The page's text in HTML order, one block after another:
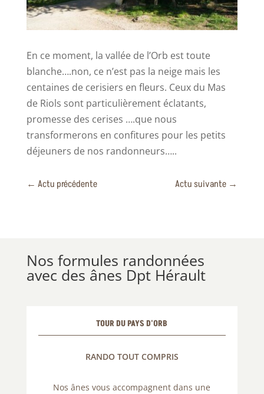
En ce moment, la vallée de l’Orb est toute
blanche….non, ce n’est pas la neige mais les
centaines de cerisiers en fleurs. Ceux du Mas
de Riols sont particulièrement éclatants,
promesse des cerises ….que nous
transformerons en confitures pour les petits
déjeuners de nos randonneurs…..
← Actu précédente Actu suivante →
Nos formules randonnées
avec des ânes Dpt Hérault
TOUR DU PAYS D'ORB
RANDO TOUT COMPRIS
Nos ânes vous accompagnent dans une